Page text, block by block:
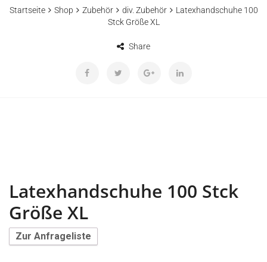
Startseite Shop Zubehör div. Zubehör
Latexhandschuhe 100
Stck Größe XL
Share
Latexhandschuhe 100 Stck
Größe XL
Zur Anfrageliste